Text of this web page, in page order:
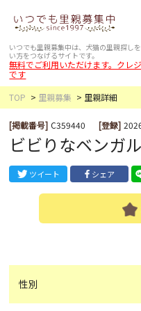
いつでも里親募集中は、犬猫の里親探し
い方をつなげるサイトです。
無料でご利用いただけます。クレ
です
TOP
里親募集 里親詳細
[掲載番号] C359440 [登録]
ビビりなベンガル
ツイート シェア
性別